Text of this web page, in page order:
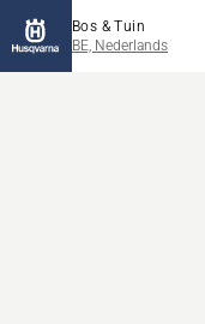
Bos & Tuin
BE, Nederlands